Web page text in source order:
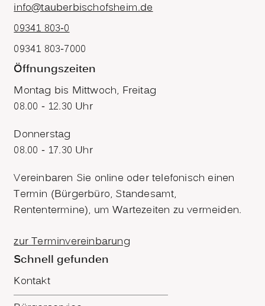
info@tauberbischofsheim.de
09341 803-0
09341 803-7000
Öffnungszeiten
Montag bis Mittwoch, Freitag
08.00 - 12.30 Uhr
Donnerstag
08.00 - 17.30 Uhr
Vereinbaren Sie online oder telefonisch einen
Termin (Bürgerbüro, Standesamt,
Rententermine), um Wartezeiten zu vermeiden.
zur Terminvereinbarung
Schnell gefunden
Kontakt